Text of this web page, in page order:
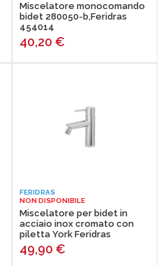
Miscelatore monocomando
bidet 280050-b,Feridras
454014
40,20 €
FERIDRAS
NON DISPONIBILE
Miscelatore per bidet in
acciaio inox cromato con
piletta York Feridras
49,90 €